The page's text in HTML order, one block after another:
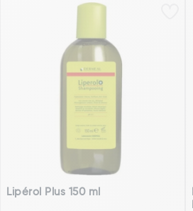
Lipérol Plus 150 ml